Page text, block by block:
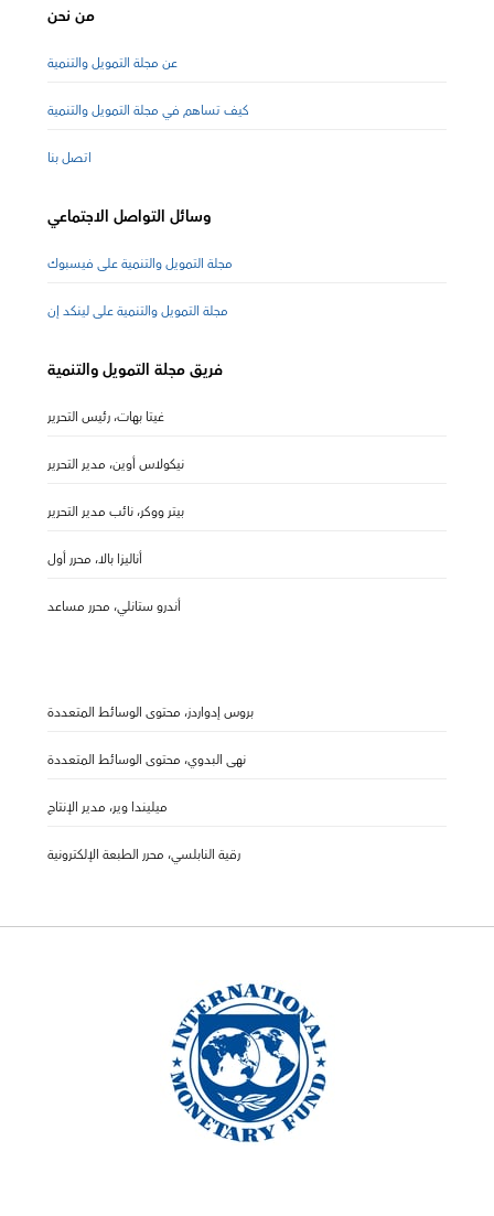
من نحن
عن مجلة التمويل والتنمية
كيف تساهم في مجلة التمويل والتنمية
اتصل بنا
وسائل التواصل الاجتماعي
مجلة التمويل والتنمية على فيسبوك
مجلة التمويل والتنمية على لينكد إن
فريق مجلة التمويل والتنمية
غيتا بهات، رئيس التحرير
نيكولاس أوين، مدير التحرير
بيتر ووكر، نائب مدير التحرير
أناليزا بالا، محرر أول
أندرو ستانلي، محرر مساعد
بروس إدواردز، محتوى الوسائط المتعددة
نهى البدوي، محتوى الوسائط المتعددة
ميليندا وير، مدير الإنتاج
رقية النابلسي، محرر الطبعة الإلكترونية